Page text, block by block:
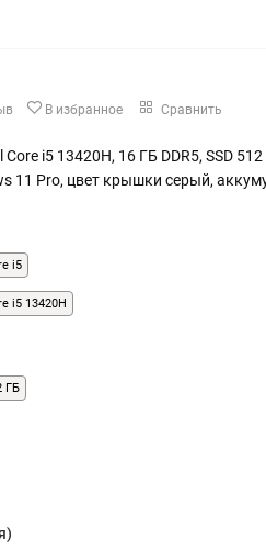
В избранное Сравнить
i5 13420H, 16 ГБ DDR5, SSD 512
11 Pro, цвет крышки серый,
i5
i5 13420H
ГБ